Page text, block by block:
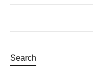
Search